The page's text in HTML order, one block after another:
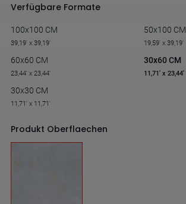
Verfügbare Formate
100x100 CM
39,19' x 39,19'
50x100 CM
19,59' x 39,19'
60x60 CM
23,44' x 23,44'
30x60 CM
11,71' x 23,44'
30x30 CM
11,71' x 11,71'
Produkt Oberflaechen